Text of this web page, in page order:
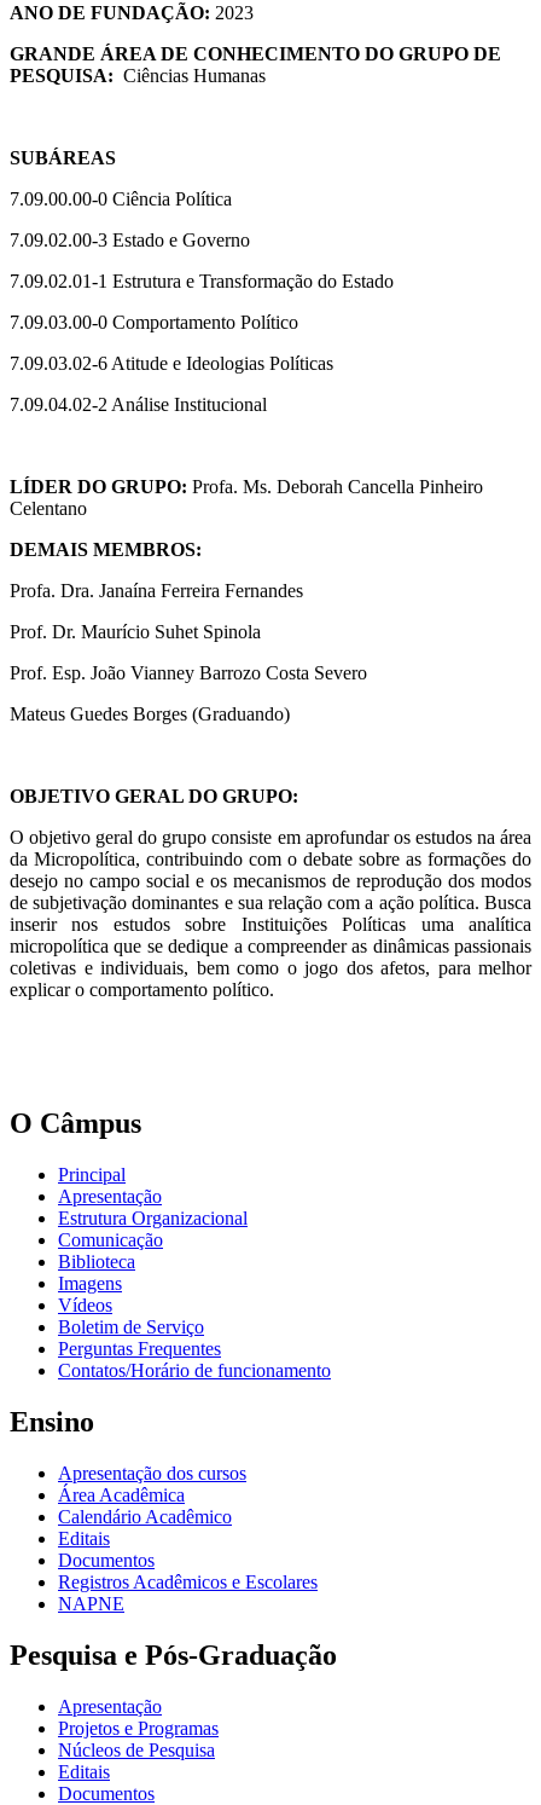
ANO DE FUNDAÇÃO: 2023
GRANDE ÁREA DE CONHECIMENTO DO GRUPO DE
PESQUISA: Ciências Humanas
SUBÁREAS
7.09.00.00-0 Ciência Política
7.09.02.00-3 Estado e Governo
7.09.02.01-1 Estrutura e Transformação do Estado
7.09.03.00-0 Comportamento Político
7.09.03.02-6 Atitude e Ideologias Políticas
7.09.04.02-2 Análise Institucional
LÍDER DO GRUPO: Profa. Ms. Deborah Cancella Pinheiro
Celentano
DEMAIS MEMBROS:
Profa. Dra. Janaína Ferreira Fernandes
Prof. Dr. Maurício Suhet Spinola
Prof. Esp. João Vianney Barrozo Costa Severo
Mateus Guedes Borges (Graduando)
OBJETIVO GERAL DO GRUPO:
O objetivo geral do grupo consiste em aprofundar os estudos na área
da Micropolítica, contribuindo com o debate sobre as formações do
desejo no campo social e os mecanismos de reprodução dos modos
de subjetivação dominantes e sua relação com a ação política. Busca
inserir nos estudos sobre Instituições Políticas uma analítica
micropolítica que se dedique a compreender as dinâmicas passionais
coletivas e individuais, bem como o jogo dos afetos, para melhor
explicar o comportamento político.
O Câmpus
Principal
Apresentação
Estrutura Organizacional
Comunicação
Biblioteca
Imagens
Vídeos
Boletim de Serviço
Perguntas Frequentes
Contatos/Horário de funcionamento
Ensino
Apresentação dos cursos
Área Acadêmica
Calendário Acadêmico
Editais
Documentos
Registros Acadêmicos e Escolares
NAPNE
Pesquisa e Pós-Graduação
Apresentação
Projetos e Programas
Núcleos de Pesquisa
Editais
Documentos